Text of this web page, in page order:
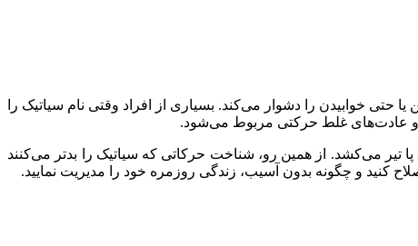
خوابیدن را دشوار می‌کند. بسیاری از افراد وقتی نام سیاتیک را
و عادت‌های غلط حرکتی مربوط می‌شود.
می‌کشد. از همین رو، شناخت حرکاتی که سیاتیک را بدتر می‌کنند
کنید و چگونه بدون آسیب، زندگی روزمره خود را مدیریت نمایید.